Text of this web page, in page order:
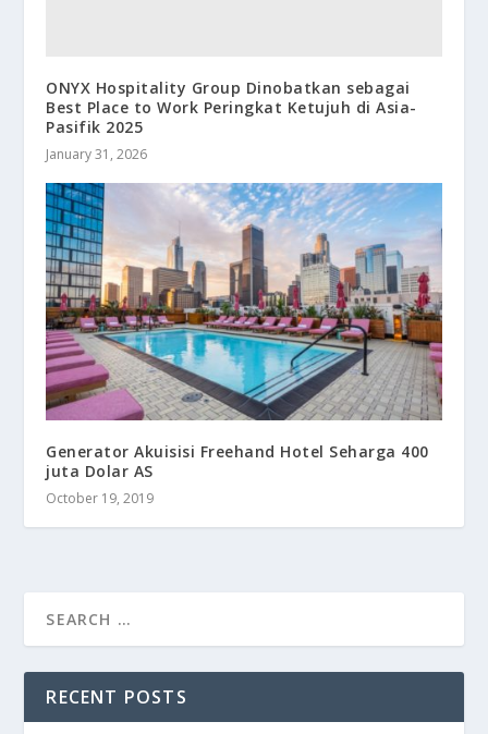
ONYX Hospitality Group Dinobatkan sebagai
Best Place to Work Peringkat Ketujuh di Asia-
Pasifik 2025
January 31, 2026
Generator Akuisisi Freehand Hotel Seharga 400
juta Dolar AS
October 19, 2019
RECENT POSTS